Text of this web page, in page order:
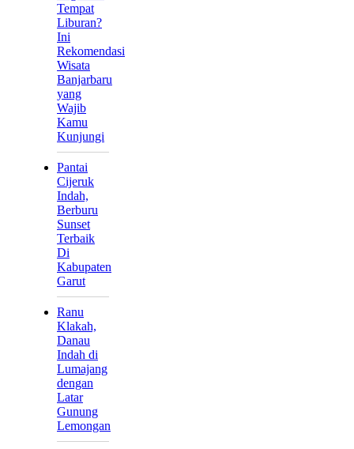
Tempat
Liburan?
Ini
Rekomendasi
Wisata
Banjarbaru
yang
Wajib
Kamu
Kunjungi
Pantai
Cijeruk
Indah,
Berburu
Sunset
Terbaik
Di
Kabupaten
Garut
Ranu
Klakah,
Danau
Indah di
Lumajang
dengan
Latar
Gunung
Lemongan